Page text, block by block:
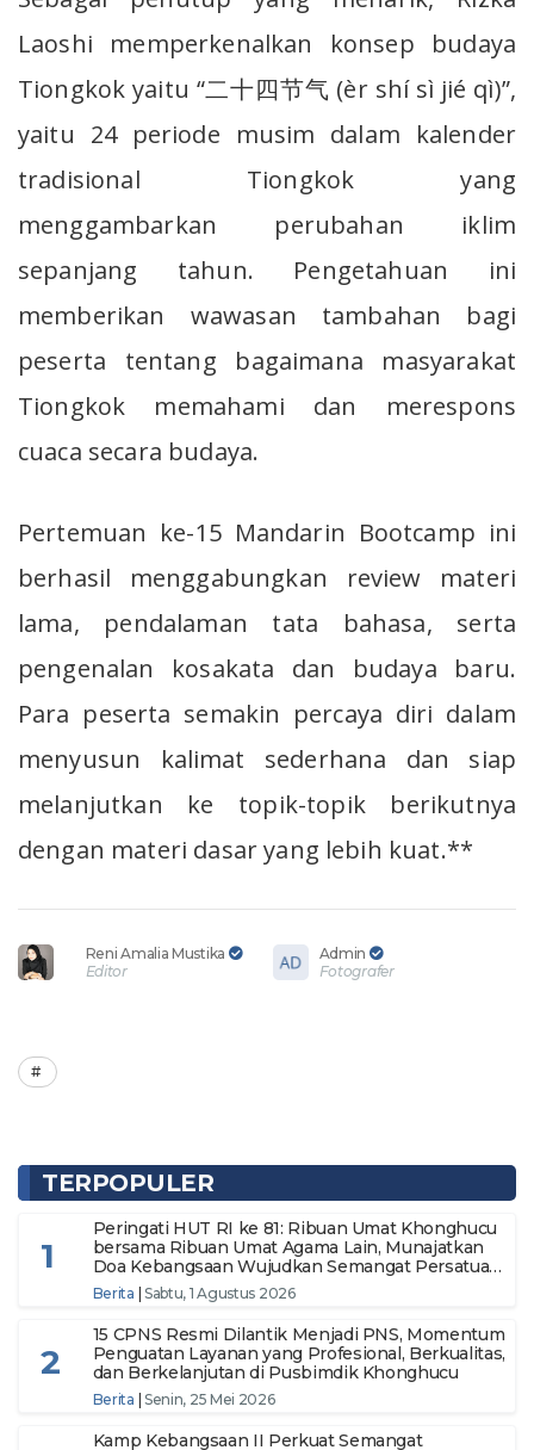
Laoshi memperkenalkan konsep budaya
Tiongkok yaitu “二十四节气 (èr shí sì jié qì)”,
yaitu 24 periode musim dalam kalender
tradisional Tiongkok yang
menggambarkan perubahan iklim
sepanjang tahun. Pengetahuan ini
memberikan wawasan tambahan bagi
peserta tentang bagaimana masyarakat
Tiongkok memahami dan merespons
cuaca secara budaya.
Pertemuan ke-15 Mandarin Bootcamp ini
berhasil menggabungkan review materi
lama, pendalaman tata bahasa, serta
pengenalan kosakata dan budaya baru.
Para peserta semakin percaya diri dalam
menyusun kalimat sederhana dan siap
melanjutkan ke topik-topik berikutnya
dengan materi dasar yang lebih kuat.**
Reni Amalia Mustika
Editor
Admin
Fotografer
TERPOPULER
1
Peringati HUT RI ke 81: Ribuan Umat Khonghucu
bersama Ribuan Umat Agama Lain, Munajatkan
Doa Kebangsaan Wujudkan Semangat Persatuan
Menuju Indonesia Makmur dan Berdaulat
Berita | Sabtu, 1 Agustus 2026
2
15 CPNS Resmi Dilantik Menjadi PNS, Momentum
Penguatan Layanan yang Profesional, Berkualitas,
dan Berkelanjutan di Pusbimdik Khonghucu
Berita | Senin, 25 Mei 2026
Kamp Kebangsaan II Perkuat Semangat